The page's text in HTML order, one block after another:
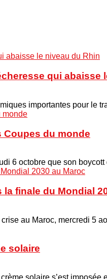
qui abaisse
importantes pour le
Coupes du monde
6 octobre que son
finale du Mondial
au Maroc, mercredi 5
solaire